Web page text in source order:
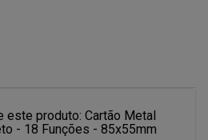
produto: Cartão Metal
- 18 Funções - 85x55mm